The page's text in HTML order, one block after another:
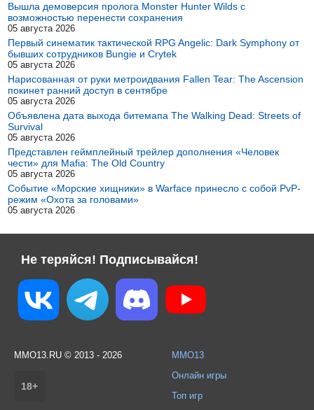
Вышла демоверсия пролога Monster Hunter Wilds с
возможностью перенести сохранения
05 августа 2026
Первый синематик тактической RPG Angelic: Dark Symphony от
бывших сотрудников Bungie и Crytek
05 августа 2026
Нарисованная от руки метроидвания Fallen Tear: The Ascension
покинет ранний доступ в сентябре
05 августа 2026
Объявлена дата выхода битемапа The Walking Dead: Streets of
Survival
05 августа 2026
Представлен геймплейный трейлер дополнения «Человек
чести» для Mafia: The Old Country
05 августа 2026
Событие «Морские хищники» в Warface принесло с собой PvP-
режим «Охота за головами»
05 августа 2026
Не теряйся! Подписывайся!
MMO13.RU © 2013 - 2026
18+
MMO13
Онлайн игры
Топ игр